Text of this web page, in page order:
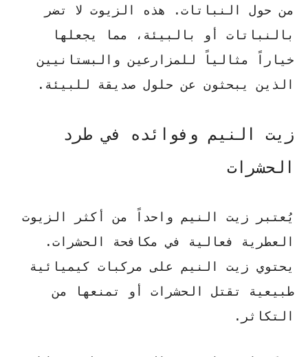
من حول النباتات. هذه الزيوت لا تضر
بالنباتات أو بالبيئة، مما يجعلها
خياراً مثالياً للمزارعين والبستانيين
الذين يبحثون عن حلول صديقة للبيئة.
زيت النيم وفوائده في طرد
الحشرات
يُعتبر زيت النيم واحداً من أكثر
الزيوت
العطرية فعالية في مكافحة الحشرات.
يحتوي زيت النيم على مركبات كيميائية
طبيعية تقتل الحشرات أو تمنعها من
التكاثر.